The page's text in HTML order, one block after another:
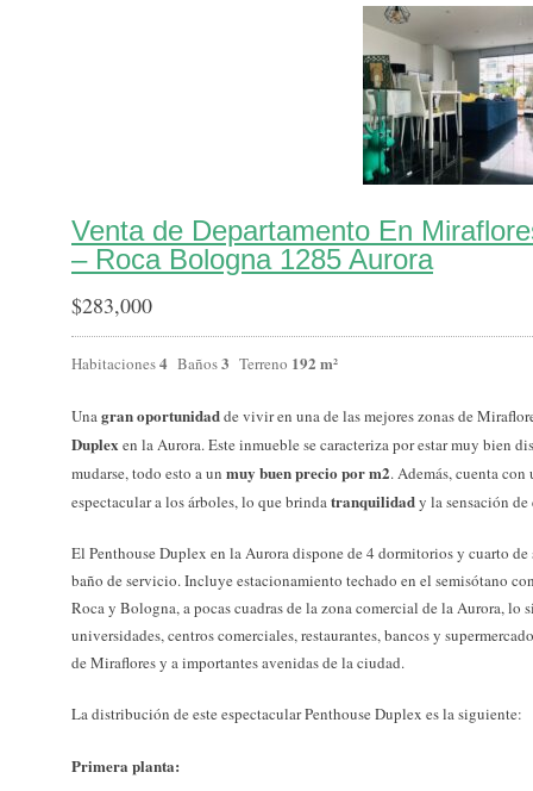
Venta de Departamento En
– Roca Bologna 1285 Aurora
$283,000
Habitaciones4 Baños3 Terreno 192 m²
Unagran oportunidadde vivir en una de las mejores zonas de
Duplex en la Aurora. Este inmueble se caracteriza por estar muy bien
mudarse, todo esto a un muy buen precio por m2. Además, cuenta
espectacular a los árboles, lo que brindatranquilidady la sensación
El Penthouse Duplex en la Aurora dispone de 4 dormitorios y cuarto
baño de servicio. Incluye estacionamiento techado en el semisótano
Roca y Bologna, a pocas cuadras de la zona comercial de la Aurora, lo
universidades, centros comerciales, restaurantes, bancos y
de Miraflores y a importantes avenidas de la ciudad.
La distribución de este espectacular Penthouse Duplex es la siguiente:
Primera planta: